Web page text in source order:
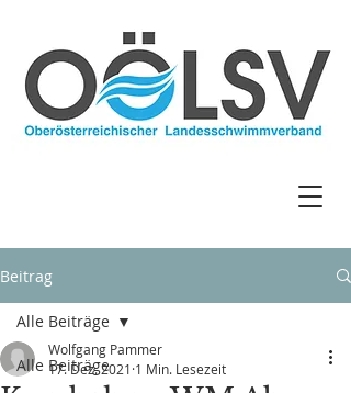
Beitrag
Alle Beiträge
Alle Beiträge
Wolfgang Pammer
17. Dez. 2021 1 Min. Lesezeit